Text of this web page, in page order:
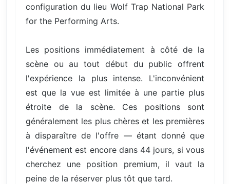
configuration du lieu Wolf Trap National Park
for the Performing Arts.
Les positions immédiatement à côté de la
scène ou au tout début du public offrent
l'expérience la plus intense. L'inconvénient
est que la vue est limitée à une partie plus
étroite de la scène. Ces positions sont
généralement les plus chères et les premières
à disparaître de l'offre — étant donné que
l'événement est encore dans 44 jours, si vous
cherchez une position premium, il vaut la
peine de la réserver plus tôt que tard.